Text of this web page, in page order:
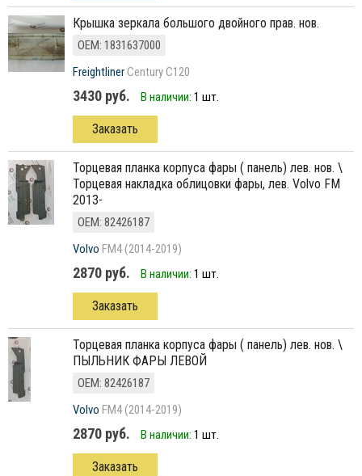
крышка зеркала большого двойного прав. нов.
ОЕМ: 1831637000
FreightlinerCentury C120
3430 руб. В наличии: 1 шт.
Заказать
торцевая планка корпуса фары ( панель) лев. нов. \
Торцевая накладка облицовки фары, лев. Volvo FM
2013-
ОЕМ: 82426187
Volvo FM4 (2014-2019)
2870 руб. В наличии: 1 шт.
Заказать
торцевая планка корпуса фары ( панель) лев. нов. \
ПЫЛЬНИК ФАРЫ ЛЕВОЙ
ОЕМ: 82426187
Volvo FM4 (2014-2019)
2870 руб. В наличии: 1 шт.
Заказать